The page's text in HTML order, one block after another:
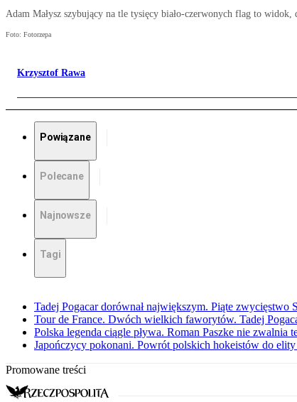
Adam Małysz szybujący na tle tysięcy biało-czerwonych flag to
Foto: Fotorzepa
Krzysztof Rawa
Powiązane
Polecane
Najnowsze
Tagi
Tadej Pogacar dorównał największym. Piąte zwycięstwo
Tour de France. Dwóch wielkich faworytów. Tadej
Polska legenda ciągle pływa. Roman Paszke nie zwalnia
Japończycy pokonani. Powrót polskich hokeistów do elity
Promowane treści